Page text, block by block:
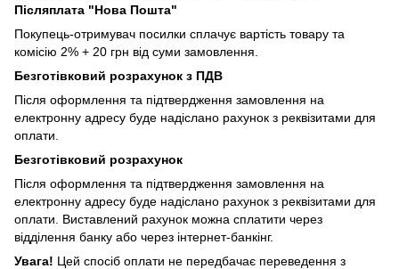
Післяплата "Нова Пошта"
Покупець-отримувач посилки сплачує вартість товару та
комісію 2% + 20 грн від суми замовлення.
Безготівковий розрахунок з ПДВ
Після оформлення та підтвердження замовлення на
електронну адресу буде надіслано рахунок з реквізитами для
оплати.
Безготівковий розрахунок
Після оформлення та підтвердження замовлення на
електронну адресу буде надіслано рахунок з реквізитами для
оплати. Виставлений рахунок можна сплатити через
відділення банку або через інтернет-банкінг.
Увага! Цей спосіб оплати не передбачає переведення з